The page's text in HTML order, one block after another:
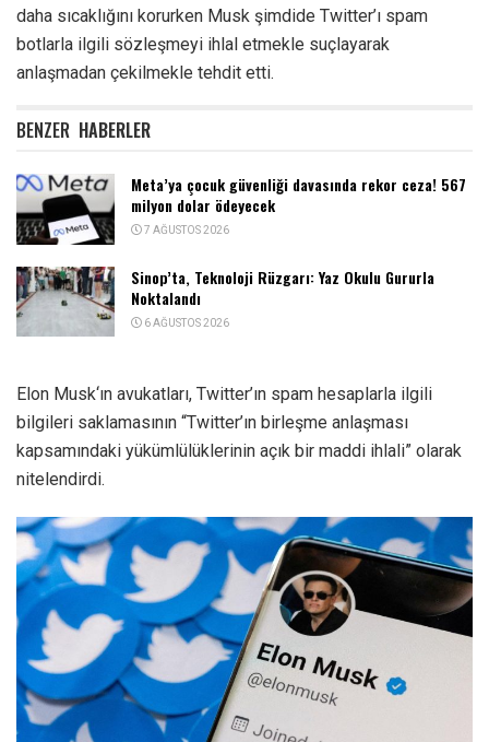
daha sıcaklığını korurken Musk şimdide Twitter’ı spam
botlarla ilgili sözleşmeyi ihlal etmekle suçlayarak
anlaşmadan çekilmekle tehdit etti.
BENZER HABERLER
Meta’ya çocuk güvenliği davasında rekor ceza! 567
milyon dolar ödeyecek
7 AĞUSTOS 2026
Sinop’ta, Teknoloji Rüzgarı: Yaz Okulu Gururla
Noktalandı
6 AĞUSTOS 2026
Elon Musk‘ın avukatları, Twitter’ın spam hesaplarla ilgili
bilgileri saklamasının “Twitter’ın birleşme anlaşması
kapsamındaki yükümlülüklerinin açık bir maddi ihlali” olarak
nitelendirdi.